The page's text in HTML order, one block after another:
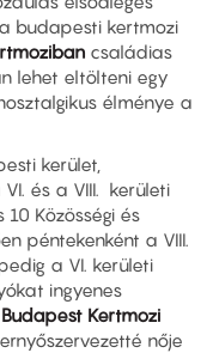
budapesti kertmozi
családias
lehet eltölteni egy
élménye a
kerület,
és a VIII. kerületi
Közösségi és
péntekenként a VIII.
a VI. kerületi
ingyenes
Budapest Kertmozi
nője